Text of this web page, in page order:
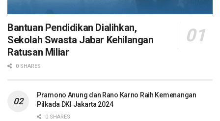
Bantuan Pendidikan Dialihkan,
Sekolah Swasta Jabar Kehilangan
Ratusan Miliar
0 SHARES
Pramono Anung dan Rano Karno Raih Kemenangan
Pilkada DKI Jakarta 2024
0 SHARES